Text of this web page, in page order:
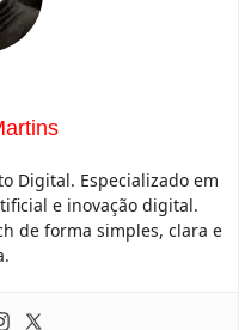
Digital. Especializado em
e inovação digital.
de forma simples, clara e